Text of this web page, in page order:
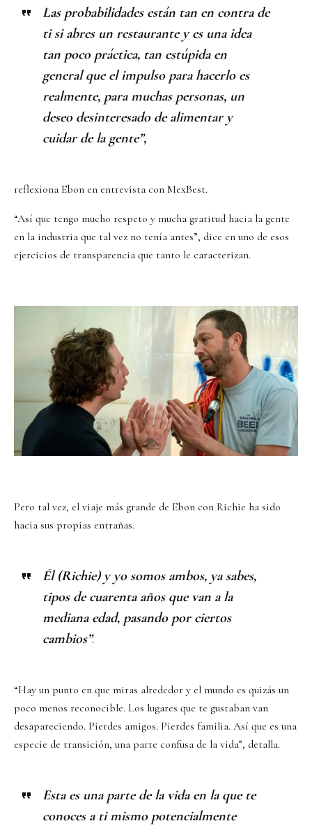
Las probabilidades están tan en contra de
ti si abres un restaurante y es una idea
tan poco práctica, tan estúpida en
general que el impulso para hacerlo es
realmente, para muchas personas, un
deseo desinteresado de alimentar y
cuidar de la gente”,
reflexiona Ebon en entrevista con MexBest.
“Así que tengo mucho respeto y mucha gratitud hacia la gente
en la industria que tal vez no tenía antes”, dice en uno de esos
ejercicios de transparencia que tanto le caracterizan.
Pero tal vez, el viaje más grande de Ebon con Richie ha sido
hacia sus propias entrañas.
Él (Richie) y yo somos ambos, ya sabes,
tipos de cuarenta años que van a la
mediana edad, pasando por ciertos
cambios”.
“Hay un punto en que miras alrededor y el mundo es quizás un
poco menos reconocible. Los lugares que te gustaban van
desapareciendo. Pierdes amigos. Pierdes familia. Así que es una
especie de transición, una parte confusa de la vida”, detalla.
Esta es una parte de la vida en la que te
conoces a ti mismo potencialmente